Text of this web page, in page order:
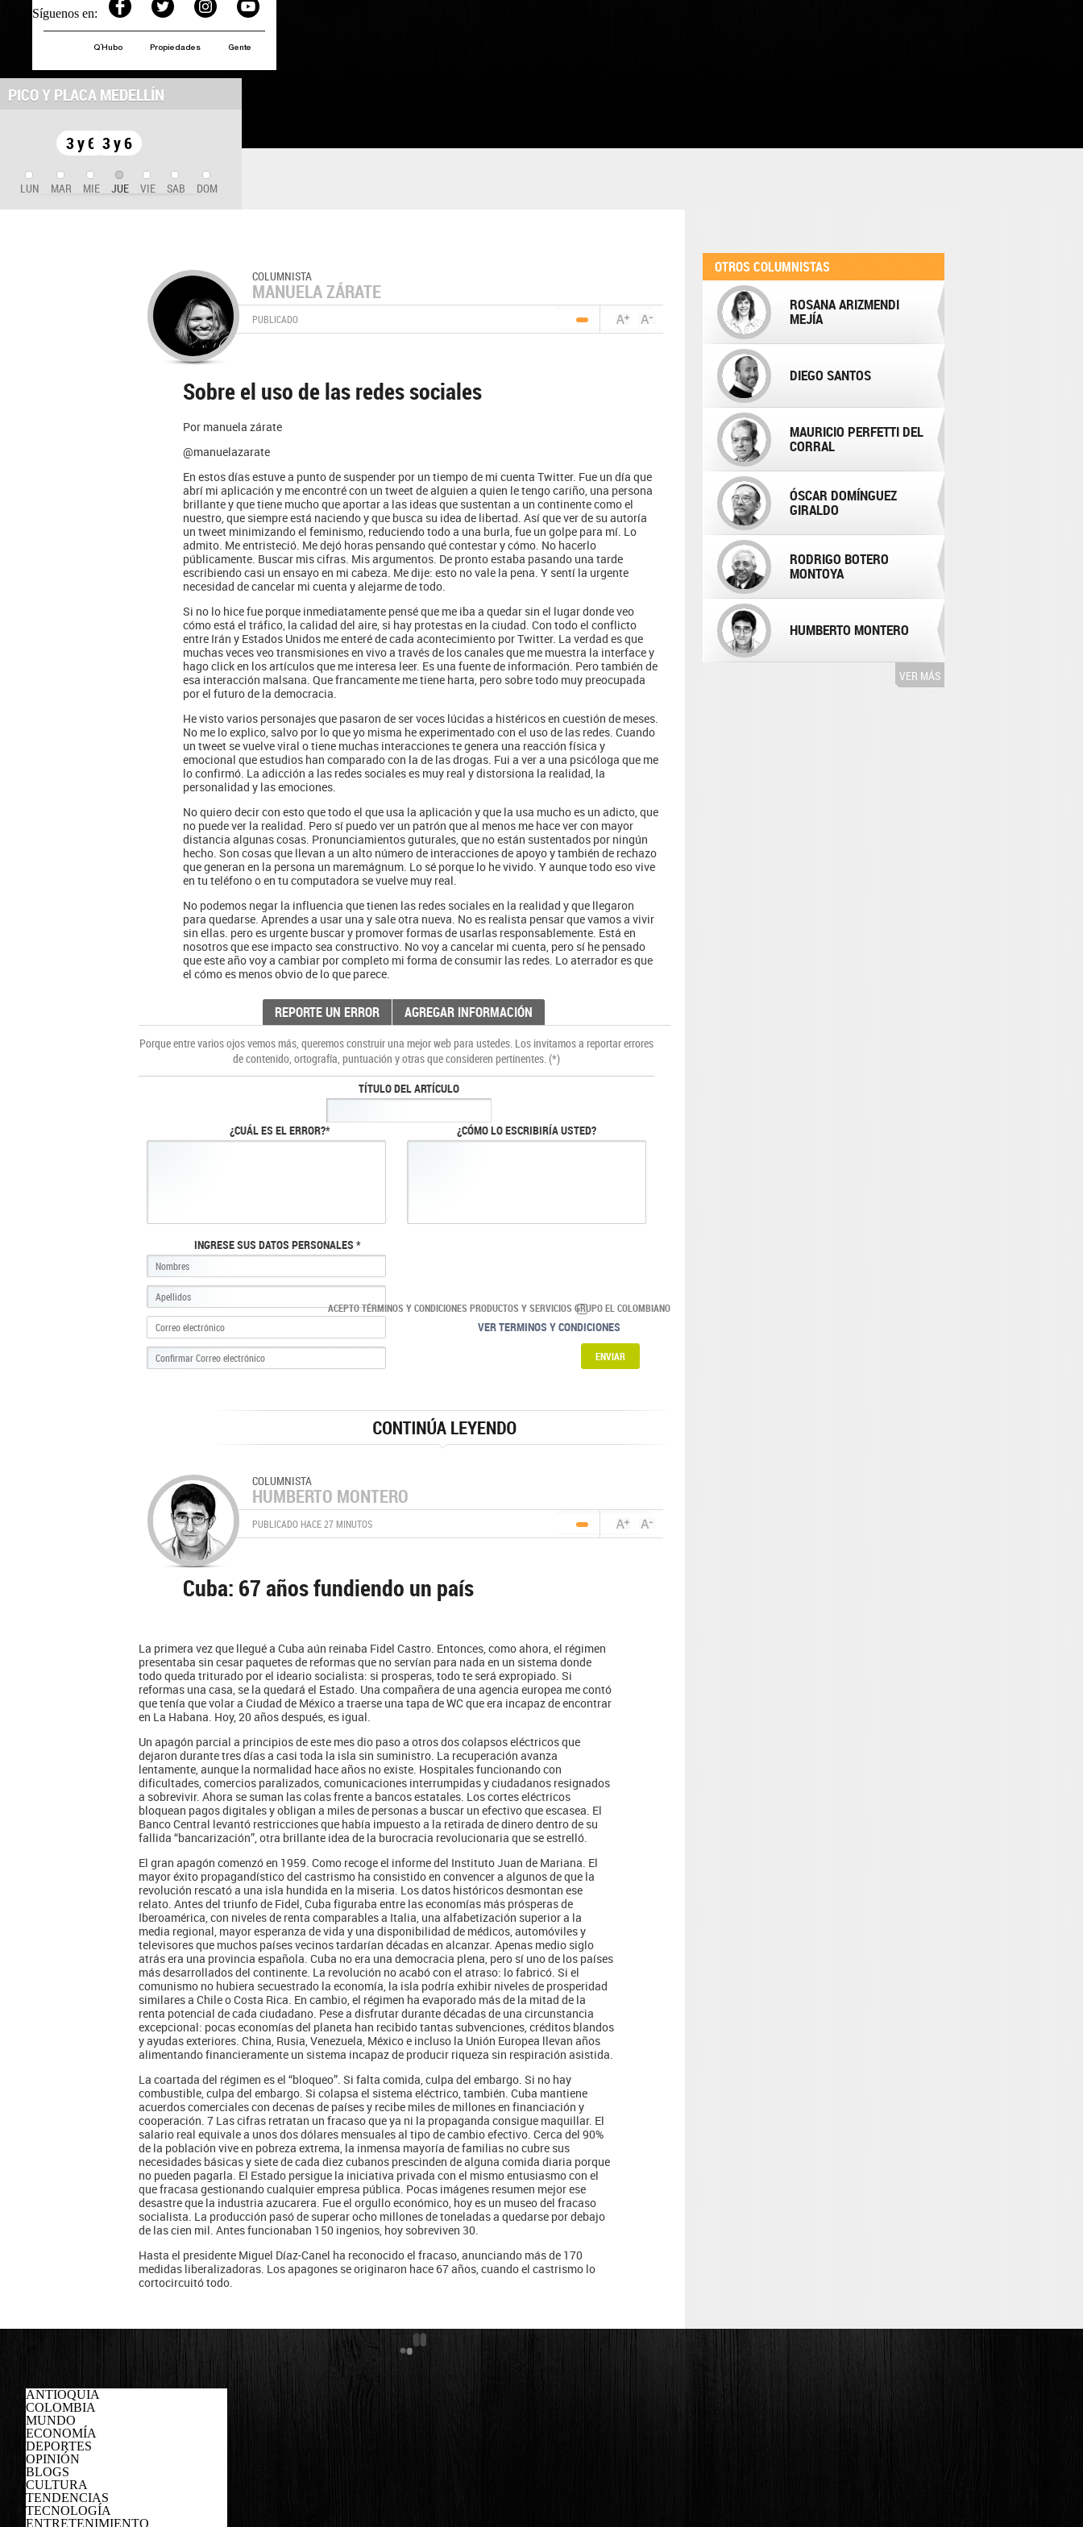
Síguenos en:
Q´Hubo Propiedades Gente
PICO Y PLACA MEDELLÍN
3 y 6 3 y 6
LUN MAR MIE JUE VIE SAB DOM
COLUMNISTA
MANUELA ZÁRATE
PUBLICADO
Sobre el uso de las redes sociales
Por manuela zárate
@manuelazarate
En estos días estuve a punto de suspender por un tiempo de mi cuenta Twitter. Fue un día que
abrí mi aplicación y me encontré con un tweet de alguien a quien le tengo cariño, una persona
brillante y que tiene mucho que aportar a las ideas que sustentan a un continente como el
nuestro, que siempre está naciendo y que busca su idea de libertad. Así que ver de su autoría
un tweet minimizando el feminismo, reduciendo todo a una burla, fue un golpe para mí. Lo
admito. Me entristeció. Me dejó horas pensando qué contestar y cómo. No hacerlo
públicamente. Buscar mis cifras. Mis argumentos. De pronto estaba pasando una tarde
escribiendo casi un ensayo en mi cabeza. Me dije: esto no vale la pena. Y sentí la urgente
necesidad de cancelar mi cuenta y alejarme de todo.
Si no lo hice fue porque inmediatamente pensé que me iba a quedar sin el lugar donde veo
cómo está el tráfico, la calidad del aire, si hay protestas en la ciudad. Con todo el conflicto
entre Irán y Estados Unidos me enteré de cada acontecimiento por Twitter. La verdad es que
muchas veces veo transmisiones en vivo a través de los canales que me muestra la interface y
hago click en los artículos que me interesa leer. Es una fuente de información. Pero también de
esa interacción malsana. Que francamente me tiene harta, pero sobre todo muy preocupada
por el futuro de la democracia.
He visto varios personajes que pasaron de ser voces lúcidas a histéricos en cuestión de meses.
No me lo explico, salvo por lo que yo misma he experimentado con el uso de las redes. Cuando
un tweet se vuelve viral o tiene muchas interacciones te genera una reacción física y
emocional que estudios han comparado con la de las drogas. Fui a ver a una psicóloga que me
lo confirmó. La adicción a las redes sociales es muy real y distorsiona la realidad, la
personalidad y las emociones.
No quiero decir con esto que todo el que usa la aplicación y que la usa mucho es un adicto, que
no puede ver la realidad. Pero sí puedo ver un patrón que al menos me hace ver con mayor
distancia algunas cosas. Pronunciamientos guturales, que no están sustentados por ningún
hecho. Son cosas que llevan a un alto número de interacciones de apoyo y también de rechazo
que generan en la persona un maremágnum. Lo sé porque lo he vivido. Y aunque todo eso vive
en tu teléfono o en tu computadora se vuelve muy real.
No podemos negar la influencia que tienen las redes sociales en la realidad y que llegaron
para quedarse. Aprendes a usar una y sale otra nueva. No es realista pensar que vamos a vivir
sin ellas. pero es urgente buscar y promover formas de usarlas responsablemente. Está en
nosotros que ese impacto sea constructivo. No voy a cancelar mi cuenta, pero sí he pensado
que este año voy a cambiar por completo mi forma de consumir las redes. Lo aterrador es que
el cómo es menos obvio de lo que parece.
REPORTE UN ERROR AGREGAR INFORMACIÓN
Porque entre varios ojos vemos más, queremos construir una mejor web para ustedes. Los invitamos a reportar errores
de contenido, ortografía, puntuación y otras que consideren pertinentes. (*)
TÍTULO DEL ARTÍCULO
¿CUÁL ES EL ERROR?* ¿CÓMO LO ESCRIBIRÍA USTED?
INGRESE SUS DATOS PERSONALES *
ACEPTO TÉRMINOS Y CONDICIONES PRODUCTOS Y SERVICIOS GRUPO EL COLOMBIANO
VER TERMINOS Y CONDICIONES
COLUMNISTA
HUMBERTO MONTERO
PUBLICADO HACE 27 MINUTOS
Cuba: 67 años fundiendo un país
La primera vez que llegué a Cuba aún reinaba Fidel Castro. Entonces, como ahora, el régimen
presentaba sin cesar paquetes de reformas que no servían para nada en un sistema donde
todo queda triturado por el ideario socialista: si prosperas, todo te será expropiado. Si
reformas una casa, se la quedará el Estado. Una compañera de una agencia europea me contó
que tenía que volar a Ciudad de México a traerse una tapa de WC que era incapaz de encontrar
en La Habana. Hoy, 20 años después, es igual.
Un apagón parcial a principios de este mes dio paso a otros dos colapsos eléctricos que
dejaron durante tres días a casi toda la isla sin suministro. La recuperación avanza
lentamente, aunque la normalidad hace años no existe. Hospitales funcionando con
dificultades, comercios paralizados, comunicaciones interrumpidas y ciudadanos resignados
a sobrevivir. Ahora se suman las colas frente a bancos estatales. Los cortes eléctricos
bloquean pagos digitales y obligan a miles de personas a buscar un efectivo que escasea. El
Banco Central levantó restricciones que había impuesto a la retirada de dinero dentro de su
fallida “bancarización”, otra brillante idea de la burocracia revolucionaria que se estrelló.
El gran apagón comenzó en 1959. Como recoge el informe del Instituto Juan de Mariana. El
mayor éxito propagandístico del castrismo ha consistido en convencer a algunos de que la
revolución rescató a una isla hundida en la miseria. Los datos históricos desmontan ese
relato. Antes del triunfo de Fidel, Cuba figuraba entre las economías más prósperas de
Iberoamérica, con niveles de renta comparables a Italia, una alfabetización superior a la
media regional, mayor esperanza de vida y una disponibilidad de médicos, automóviles y
televisores que muchos países vecinos tardarían décadas en alcanzar. Apenas medio siglo
atrás era una provincia española. Cuba no era una democracia plena, pero sí uno de los países
más desarrollados del continente. La revolución no acabó con el atraso: lo fabricó. Si el
comunismo no hubiera secuestrado la economía, la isla podría exhibir niveles de prosperidad
similares a Chile o Costa Rica. En cambio, el régimen ha evaporado más de la mitad de la
renta potencial de cada ciudadano. Pese a disfrutar durante décadas de una circunstancia
excepcional: pocas economías del planeta han recibido tantas subvenciones, créditos blandos
y ayudas exteriores. China, Rusia, Venezuela, México e incluso la Unión Europea llevan años
alimentando financieramente un sistema incapaz de producir riqueza sin respiración asistida.
La coartada del régimen es el “bloqueo”. Si falta comida, culpa del embargo. Si no hay
combustible, culpa del embargo. Si colapsa el sistema eléctrico, también. Cuba mantiene
acuerdos comerciales con decenas de países y recibe miles de millones en financiación y
cooperación. 7 Las cifras retratan un fracaso que ya ni la propaganda consigue maquillar. El
salario real equivale a unos dos dólares mensuales al tipo de cambio efectivo. Cerca del 90%
de la población vive en pobreza extrema, la inmensa mayoría de familias no cubre sus
necesidades básicas y siete de cada diez cubanos prescinden de alguna comida diaria porque
no pueden pagarla. El Estado persigue la iniciativa privada con el mismo entusiasmo con el
que fracasa gestionando cualquier empresa pública. Pocas imágenes resumen mejor ese
desastre que la industria azucarera. Fue el orgullo económico, hoy es un museo del fracaso
socialista. La producción pasó de superar ocho millones de toneladas a quedarse por debajo
de las cien mil. Antes funcionaban 150 ingenios, hoy sobreviven 30.
Hasta el presidente Miguel Díaz-Canel ha reconocido el fracaso, anunciando más de 170
medidas liberalizadoras. Los apagones se originaron hace 67 años, cuando el castrismo lo
cortocircuitó todo.
OTROS COLUMNISTAS
ROSANA ARIZMENDI
MEJÍA
DIEGO SANTOS
MAURICIO PERFETTI DEL
CORRAL
ÓSCAR DOMÍNGUEZ
GIRALDO
RODRIGO BOTERO
MONTOYA
HUMBERTO MONTERO
VER MÁS
ANTIOQUIA
COLOMBIA
MUNDO
ECONOMÍA
DEPORTES
OPINIÓN
BLOGS
CULTURA
TENDENCIAS
TECNOLOGÍA
ENTRETENIMIENTO